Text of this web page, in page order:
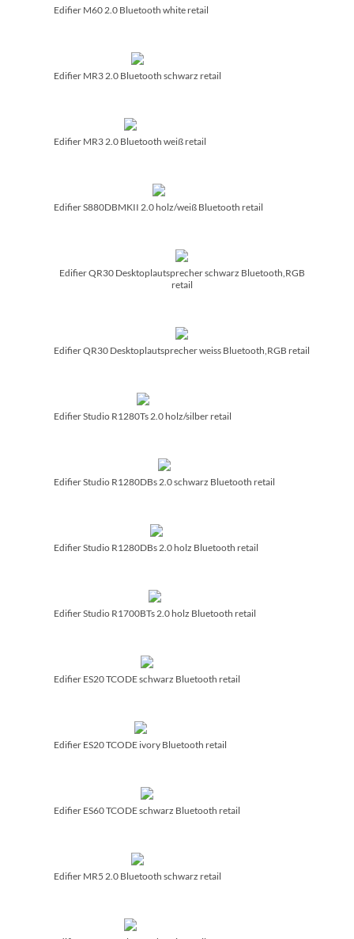
Edifier M60 2.0 Bluetooth white retail
Edifier MR3 2.0 Bluetooth schwarz retail
Edifier MR3 2.0 Bluetooth weiß retail
Edifier S880DBMKII 2.0 holz/­weiß Bluetooth retail
Edifier QR30 Desktoplautsprecher schwarz Bluetooth,RGB
retail
Edifier QR30 Desktoplautsprecher weiss Bluetooth,RGB retail
Edifier Studio R1280Ts 2.0 holz/­silber retail
Edifier Studio R1280DBs 2.0 schwarz Bluetooth retail
Edifier Studio R1280DBs 2.0 holz Bluetooth retail
Edifier Studio R1700BTs 2.0 holz Bluetooth retail
Edifier ES20 TCODE schwarz Bluetooth retail
Edifier ES20 TCODE ivory Bluetooth retail
Edifier ES60 TCODE schwarz Bluetooth retail
Edifier MR5 2.0 Bluetooth schwarz retail